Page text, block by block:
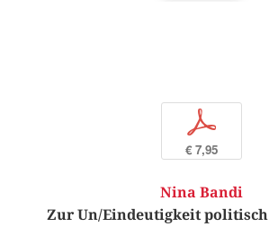
p
€ 7,95
Nina Bandi
Zur Un/Eindeutigkeit